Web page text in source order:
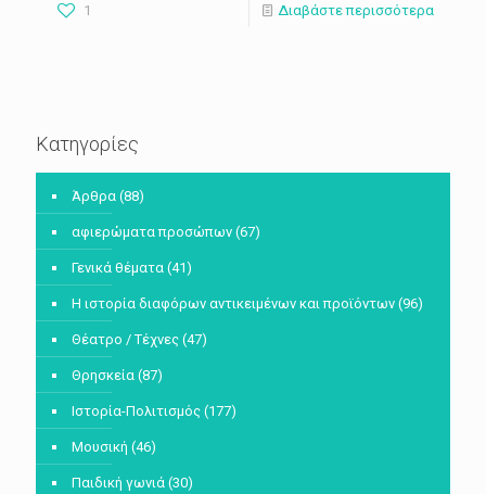
1 Διαβάστε περισσότερα
Κατηγορίες
Άρθρα (88)
αφιερώματα προσώπων (67)
Γενικά θέματα (41)
Η ιστορία διαφόρων αντικειμένων και προϊόντων (96)
Θέατρο / Τέχνες (47)
Θρησκεία (87)
Ιστορία-Πολιτισμός (177)
Μουσική (46)
Παιδική γωνιά (30)